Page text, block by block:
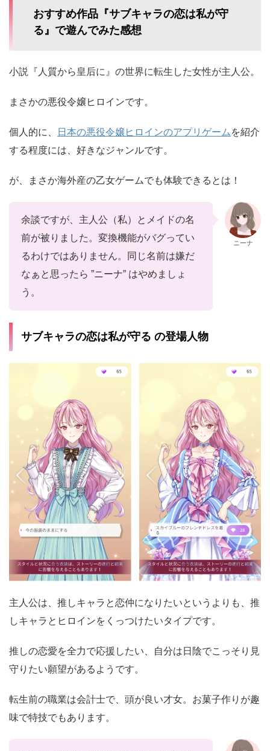
おすすめ作品『サブキャラの恋は私が守
る』で遊んでみた感想
小説『人質から皇后に』の世界に転生した女性が主人公。
まさかの悪役令嬢ヒロインです。
個人的に、 日本の悪役令嬢ヒロインのアプリゲームを紹介
する程度には、好きなジャンルです。
が、まさか海外産の乙女ゲームでも体験できるとは！
余談ですが、主人公（私）とメイドの名
前が被りました。変換機能がバグってい
るわけではありません。同じ名前は嫌だ
なぁと思ったら ”ニーナ” はやめましょ
う。
ニーナ
サブキャラの恋は私が守る の登場人物
主人公は、推しキャラと恋仲になりたいというよりも、推
しキャラとヒロインをくっつけたいタイプです。
推しの恋愛を全力で応援したい、自分は日陰でこっそり見
守りたい願望があるようです。
転生前の職業は会計士で、頭が良い才女。お菓子作りが趣
味で特技でもあります。